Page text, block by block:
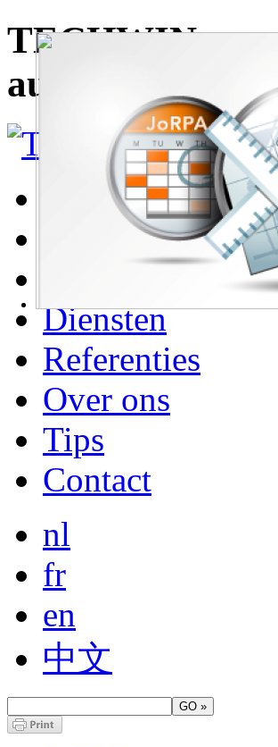
TECHWIN, uw
automatisatie
Home
Sectoren
Diensten
Referenties
Over ons
Tips
Contact
nl
fr
en
中文